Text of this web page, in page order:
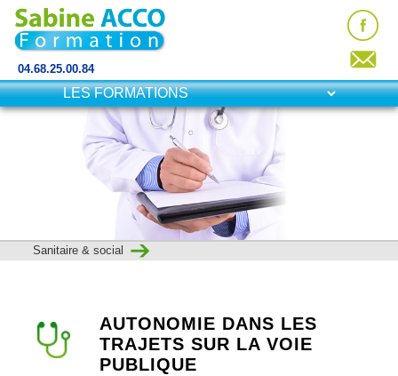
04.68.25.00.84
Sanitaire & social
AUTONOMIE DANS LES
TRAJETS SUR LA VOIE
PUBLIQUE